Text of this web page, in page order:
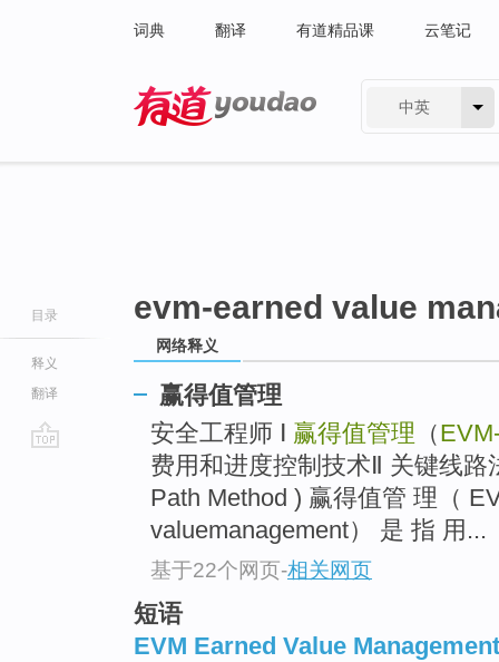
词典 翻译 有道精品课 云笔记
中英
目录
释义
翻译
evm-earned value
网络释义
赢得值管理
安全工程师 Ⅰ 赢得值管理 （
费用和进度控制技术Ⅱ 关键线
Path Method ) 赢得值管 理（
valuemanagement） 是 指 用...
基于22个网页-相关网页
短语
EVM Earned Value Management